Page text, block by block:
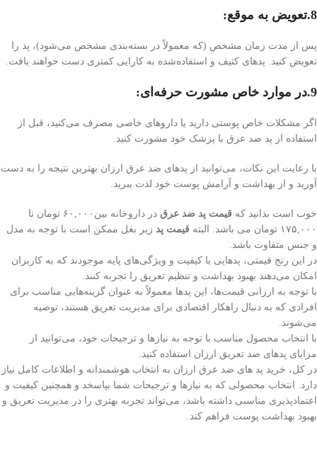
8.تعویض به موقع:
پس از مدت زمان مشخص (که معمولاً در بسته‌بندی مشخص می‌شود)، پد را
تعویض کنید. پد‌های کثیف و استفاده‌شده به کارایی کمتری دست خواهند یافت.
9.در موارد خاص مشورت حرفه‌ای:
اگر مشکلات خاص پوستی دارید یا داروهای خاصی مصرف می‌کنید، قبل از
استفاده از پد ضد عرق با پزشک خود مشورت کنید.
با رعایت این نکات، می‌توانید از پد‌های ضد عرق ارزان بهترین نتیجه را به دست
آورید و از بهداشت و آرامش پوست خود لذت ببرید.
خوب است بدانید که قیمت پد ضد عرق
در داروخانه بین۶۰,۰۰۰ تومان تا
۱۷۵,۰۰۰ تومان می باشد. البته
قیمت پد زیر بغل ممکن است با توجه به مدل
و جنس متفاوت باشد.
در این رنج قیمتی، پد‌هایی با کیفیت و ویژگی‌های پایه موجودند که به کاربران
امکان می‌دهند بهبود بهداشت و تنظیم تعریق را تجربه کنند.
با توجه به ارزانی قیمت‌ها، این پد‌ها معمولاً به عنوان گزینه‌هایی مناسب برای
افرادی که به دنبال راهکار اقتصادی برای مدیریت تعریق هستند، توصیه
می‌شوند.
با انتخاب محصول مناسب با توجه به نیازها و ترجیحات خود، می‌توانید از
مزایای پد‌های ضد تعریق ارزان استفاده کنید.
در کل، خرید پد های ضد عرق ارزان به انتخاب هوشمندانه و اطلاعات کامل نیاز
دارد. انتخاب محصولی که به نیازها و ترجیحات شما بپاسخد و همچنین کیفیت و
اعتمادپذیری مناسبی داشته باشد، می‌تواند تجربه بهتری را در مدیریت تعریق و
بهبود بهداشت پوست فراهم کند.